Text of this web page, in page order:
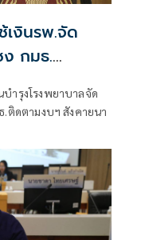
เงินรพ.จัด
ง กมธ.
บำรุงโรงพยาบาลจัด
.ติดตามงบฯ สังคายนา